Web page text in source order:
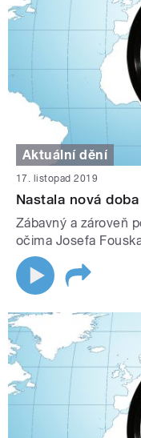
Aktuální dění
17. listopad 2019
Nastala nová doba
Zábavný a zároveň
očima Josefa